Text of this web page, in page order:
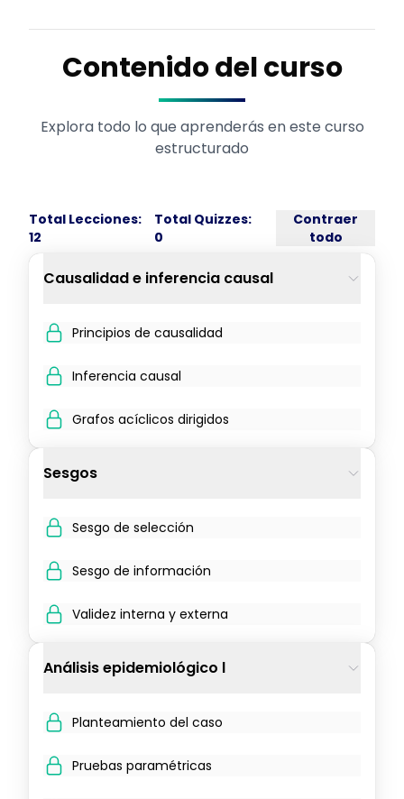
Contenido del curso
Explora todo lo que aprenderás en este curso
estructurado
Total Lecciones:
12
Total Quizzes:
0
Contraer
todo
Causalidad e inferencia causal
Principios de causalidad
Inferencia causal
Grafos acíclicos dirigidos
Sesgos
Sesgo de selección
Sesgo de información
Validez interna y externa
Análisis epidemiológico l
Planteamiento del caso
Pruebas paramétricas